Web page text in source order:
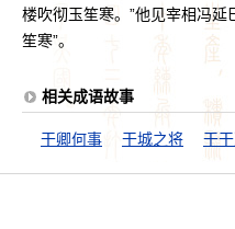
楼吹彻玉笙寒。”他见宰相冯延
笙寒”。
相关成语故事
干卿何事 干城之将 干